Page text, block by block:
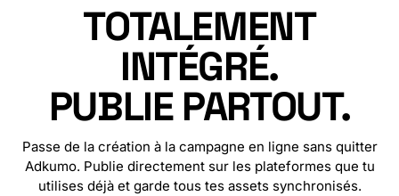
TOTALEMENT
INTÉGRÉ.
PUBLIE PARTOUT.
Passe de la création à la campagne en ligne sans quitter
Adkumo. Publie directement sur les plateformes que tu
utilises déjà et garde tous tes assets synchronisés.